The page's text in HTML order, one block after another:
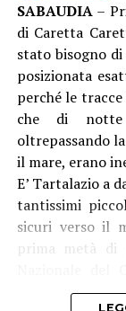
SABAUDIA–
di Caretta
stato bisogno
posizionata
perché le
che di notte
oltrepassando
il mare, erano
E’ Tartalazio a
tantissimi
sicuri verso il
prima metà di
personale e